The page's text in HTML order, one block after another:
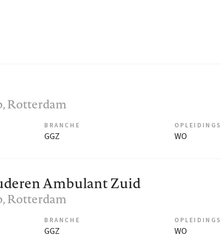
, Rotterdam
BRANCHE
GGZ WO
Ambulant Zuid
, Rotterdam
BRANCHE
GGZ WO